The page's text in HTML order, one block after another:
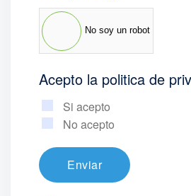
No soy un robot
Acepto la politica de
Si acepto
No acepto
Enviar